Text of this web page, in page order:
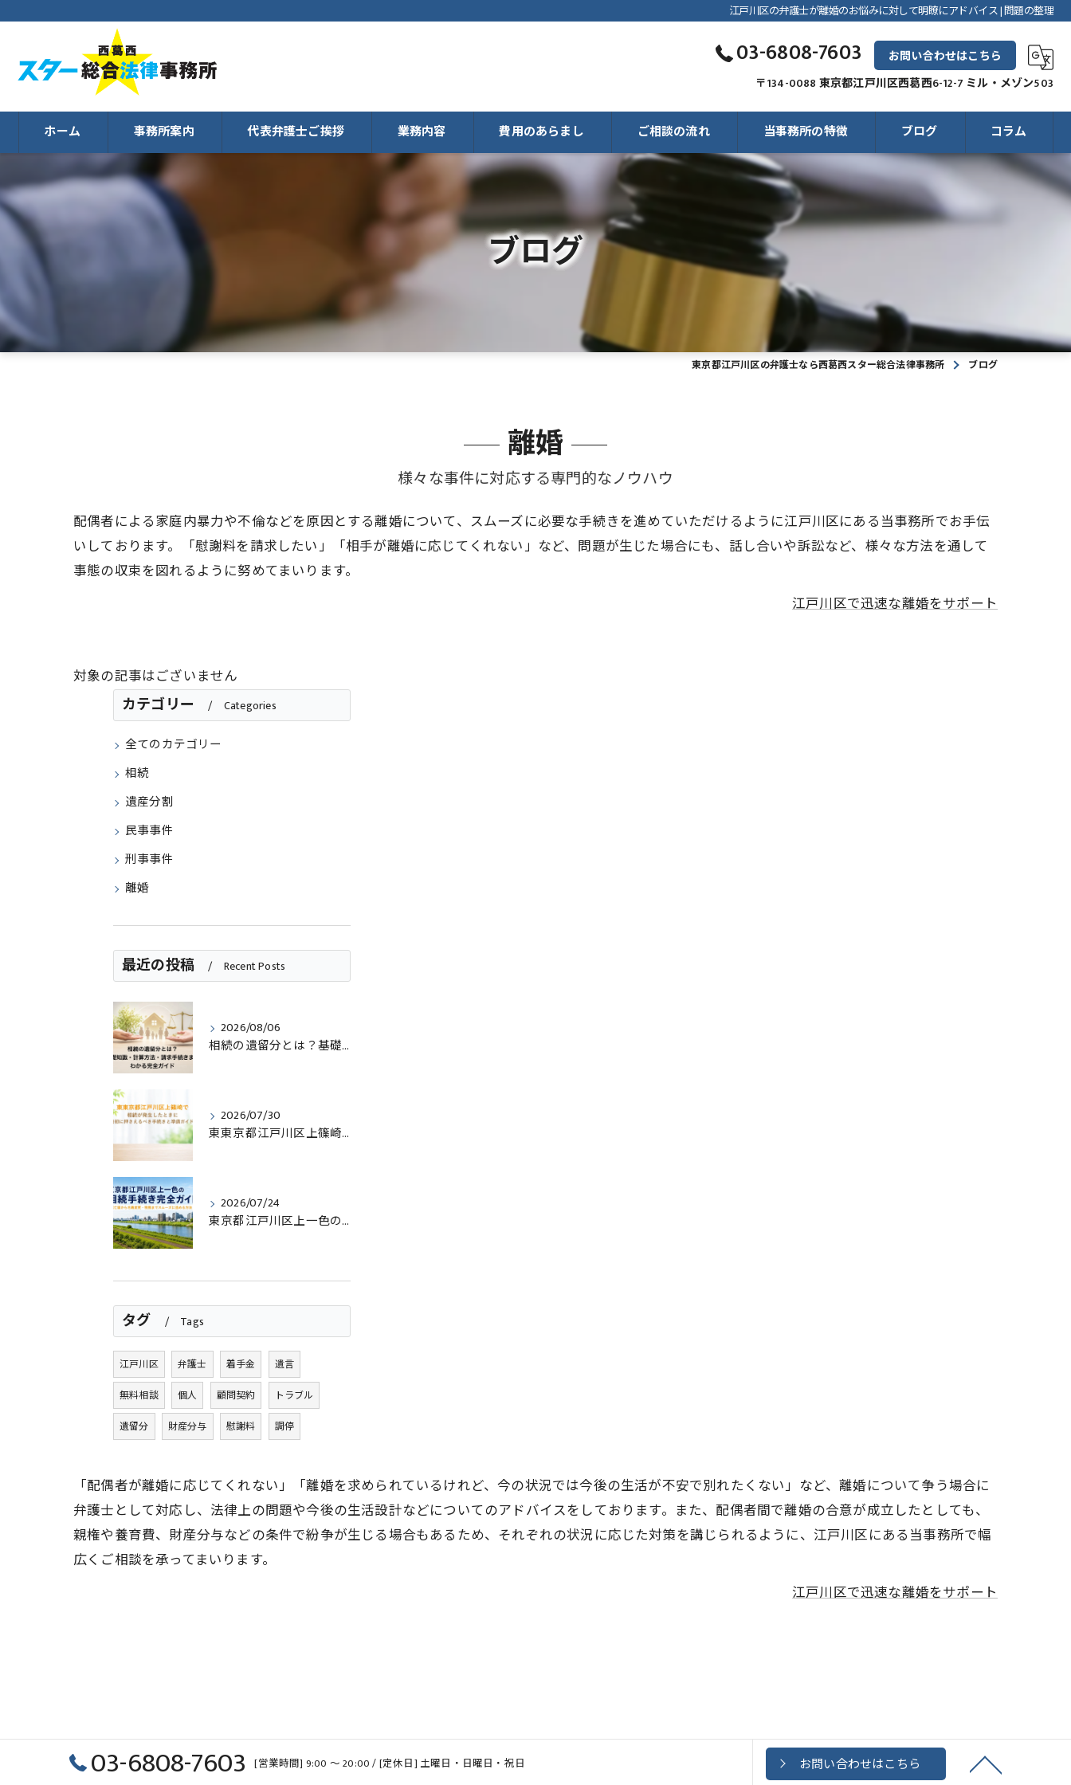
江戸川区の弁護士が離婚のお悩みに対して明瞭にアドバイス | 問題の整理
03-6808-7603
お問い合わせはこちら
〒134-0088 東京都江戸川区西葛西6-12-7 ミル・メゾン503
ホーム 事務所案内
Q&A
代表弁護士ご挨拶 業務内容 費用のあらまし ご相談の流れ 当事務所の特徴
相続
遺産分割
民事事件
刑事事件
離婚
ブログ コラム
ブログ
東京都江戸川区の弁護士なら西葛西スター総合法律事務所 ブログ
離婚
様々な事件に対応する専門的なノウハウ
配偶者による家庭内暴力や不倫などを原因とする離婚について、スムーズに必要な手続きを進めていただけるように江戸川区にある当事務所でお手伝
いしております。「慰謝料を請求したい」「相手が離婚に応じてくれない」など、問題が生じた場合にも、話し合いや訴訟など、様々な方法を通して
事態の収束を図れるように努めてまいります。
江戸川区で迅速な離婚をサポート
対象の記事はございません
カテゴリー Categories
全てのカテゴリー
相続
遺産分割
民事事件
刑事事件
離婚
最近の投稿 Recent Posts
2026/08/06
相続の遺留分とは？基礎知識・計算方法・請求手続きまでわかる完全ガイド
2026/07/30
東東京都江戸川区上篠崎で相続が発生したときに最初に押さえるべき手続きと準備ガイド
2026/07/24
東京都江戸川区上一色の相続手続き完全ガイド｜死亡届から名義変更・税務までスムーズに進める方法
タグ Tags
江戸川区 弁護士 着手金
遺言
無料相談
個人 顧問契約
トラブル
遺留分
財産分与 慰謝料 調停
「配偶者が離婚に応じてくれない」「離婚を求められているけれど、今の状況では今後の生活が不安で別れたくない」など、離婚について争う場合に
弁護士として対応し、法律上の問題や今後の生活設計などについてのアドバイスをしております。また、配偶者間で離婚の合意が成立したとしても、
親権や養育費、財産分与などの条件で紛争が生じる場合もあるため、それぞれの状況に応じた対策を講じられるように、江戸川区にある当事務所で幅
広くご相談を承ってまいります。
江戸川区で迅速な離婚をサポート
03-6808-7603 [営業時間] 9:00 ～ 20:00 / [定休日] 土曜日・日曜日・祝日 お問い合わせはこちら